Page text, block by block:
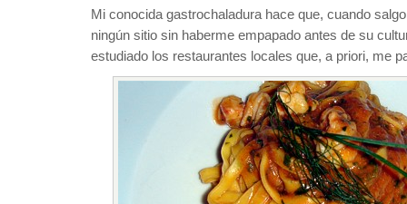
Mi conocida gastrochaladura hace que, cuando
ningún sitio sin haberme empapado antes de su
estudiado los restaurantes locales que, a priori, me